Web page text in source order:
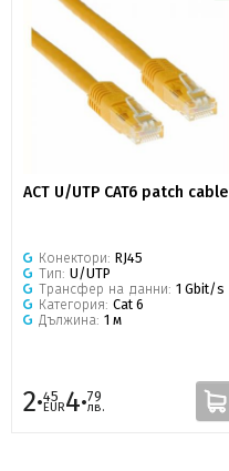
ACT U/UTP CAT6 patch cable
Конектори: RJ45
Тип: U/UTP
Трансфер на данни: 1 Gbit/s
Категория: Cat 6
Дължина: 1 м
2·45
EUR4·79
лв.